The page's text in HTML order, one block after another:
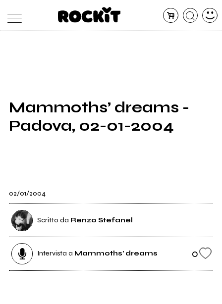
SHOP
RADIO
Mammoths’ dreams -
Padova, 02-01-2004
02/01/2004
Scritto da Renzo Stefanel
Intervista a Mammoths’ dreams 0